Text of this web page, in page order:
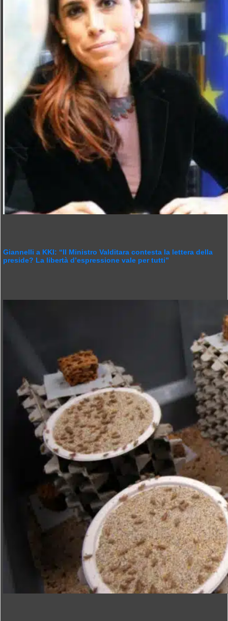
Giannelli a KKI: “Il Ministro Valditara contesta la lettera della
preside? La libertà d’espressione vale per tutti”